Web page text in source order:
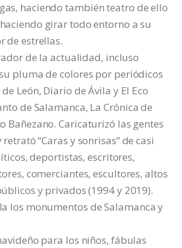
haciendo también teatro de ello
girar todo entorno a su
de estrellas.
de la actualidad, incluso
pluma de colores por periódicos
León, Diario de Ávila y El Eco
de Salamanca, La Crónica de
Bañezano. Caricaturizó las gentes
“Caras y sonrisas” de casi
deportistas, escritores,
comerciantes, escultores, altos
y privados (1994 y 2019).
los monumentos de Salamanca y
para los niños, fábulas